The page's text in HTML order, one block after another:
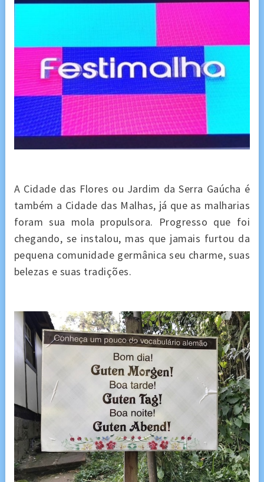
A Cidade das Flores ou Jardim da Serra Gaúcha é
também a Cidade das Malhas, já que as malharias
foram sua mola propulsora. Progresso que foi
chegando, se instalou, mas que jamais furtou da
pequena comunidade germânica seu charme, suas
belezas e suas tradições.